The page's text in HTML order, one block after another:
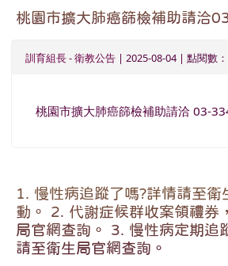
桃園市擴大肺癌篩檢補助請洽
訓育組長-衛教公告 | 2025-08-04 | 點閱數
桃園市擴大肺癌篩檢補助請洽 03-
1. 慢性病追蹤了嗎?詳情請至衛
動。 2. 代謝症候群收案領禮券
局官網查詢。 3. 慢性病定期追
請至衛生局官網查詢。